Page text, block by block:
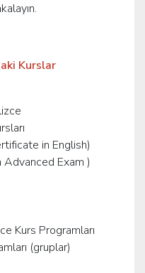
Kurslar
in English)
Exam )
Kurs Programları
(gruplar)